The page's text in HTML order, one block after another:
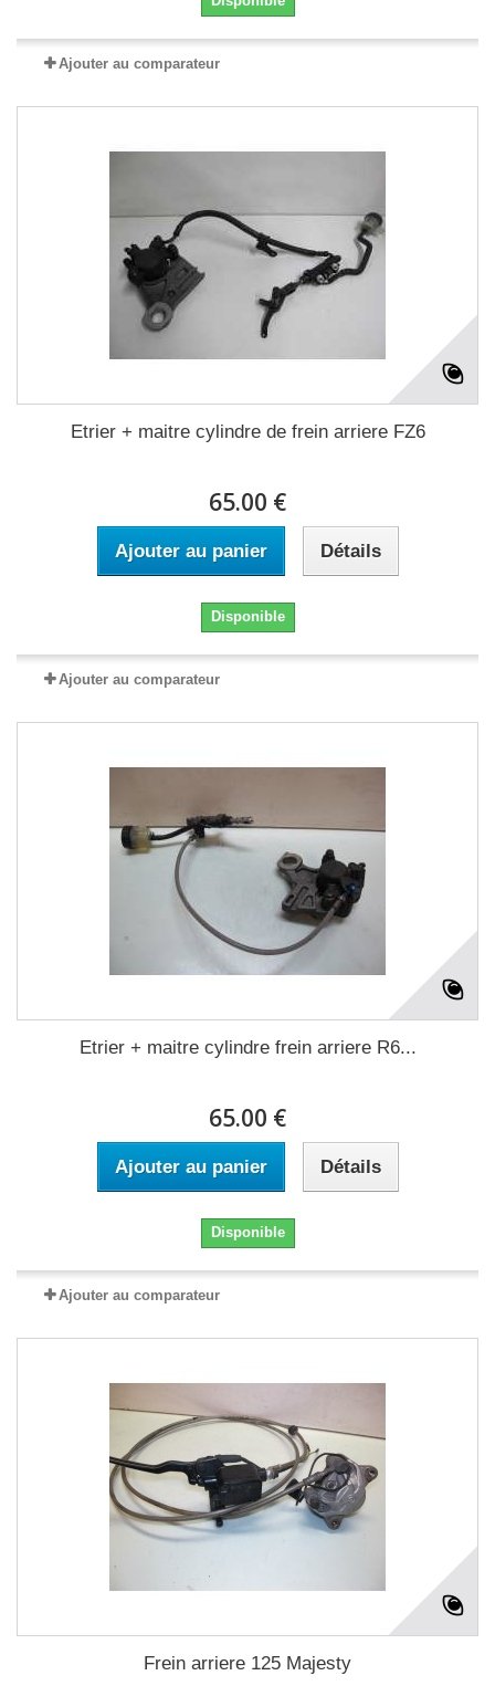
Ajouter au comparateur
Etrier + maitre cylindre de frein arriere FZ6
65.00 €
Ajouter au panier Détails
Disponible
Ajouter au comparateur
Etrier + maitre cylindre frein arriere R6...
65.00 €
Ajouter au panier Détails
Disponible
Ajouter au comparateur
Frein arriere 125 Majesty